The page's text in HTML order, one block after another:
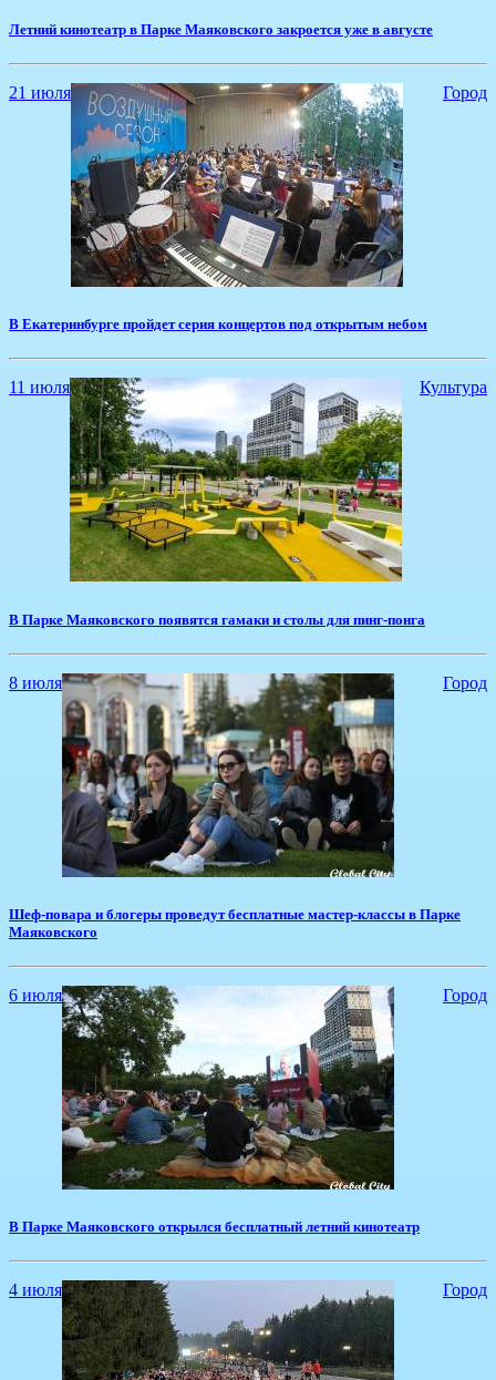
Летний кинотеатр в Парке Маяковского закроется уже в августе
21 июля Город
В Екатеринбурге пройдет серия концертов под открытым небом
11 июля Культура
В Парке Маяковского появятся гамаки и столы для пинг-понга
8 июля Город
Шеф-повара и блогеры проведут бесплатные мастер-классы в Парке
Маяковского
6 июля Город
В Парке Маяковского открылся бесплатный летний кинотеатр
4 июля Город